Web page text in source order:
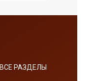
ВСЕ РАЗДЕЛЫ